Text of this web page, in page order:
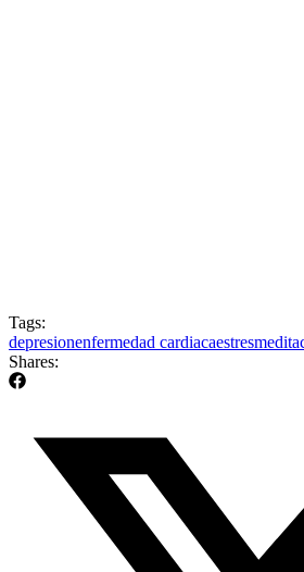
Tags:
depresionenfermedad cardiacaestres
Shares: